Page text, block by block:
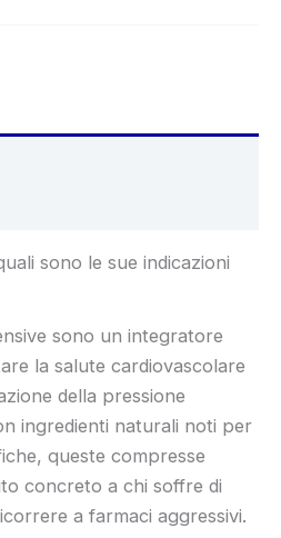
sono le sue indicazioni
sono un integratore
la salute cardiovascolare
della pressione
ingredienti naturali noti per
queste compresse
concreto a chi soffre di
a farmaci aggressivi.